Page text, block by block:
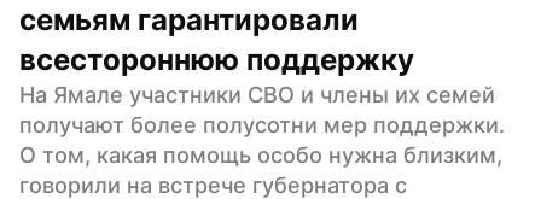
семьям гарантировали
всестороннюю поддержку
На Ямале участники СВО и члены их семей
получают более полусотни мер поддержки.
О том, какая помощь особо нужна близким,
говорили на встрече губернатора с